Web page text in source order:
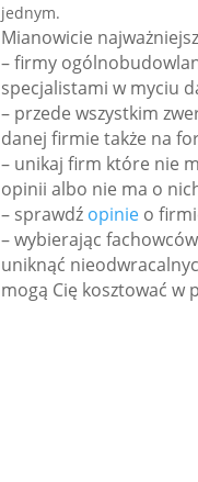
jednym.
Mianowicie
– firmy
specjalistami w myciu
– przede wszystkim
danej firmie także na
– unikaj firm które nie
opinii albo nie ma o
– sprawdź opinieo
– wybierając
uniknąć
mogą Cię kosztować w